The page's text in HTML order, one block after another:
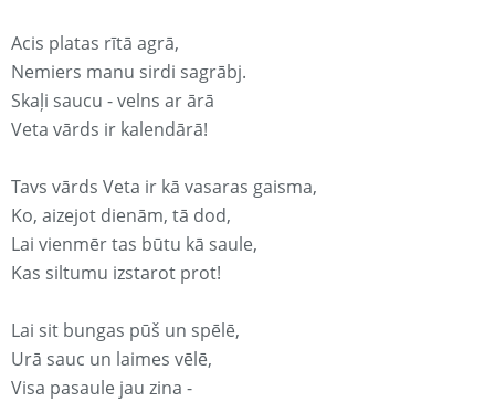
Acis platas rītā agrā,
Nemiers manu sirdi sagrābj.
Skaļi saucu - velns ar ārā
Veta vārds ir kalendārā!
Tavs vārds Veta ir kā vasaras gaisma,
Ko, aizejot dienām, tā dod,
Lai vienmēr tas būtu kā saule,
Kas siltumu izstarot prot!
Lai sit bungas pūš un spēlē,
Urā sauc un laimes vēlē,
Visa pasaule jau zina -